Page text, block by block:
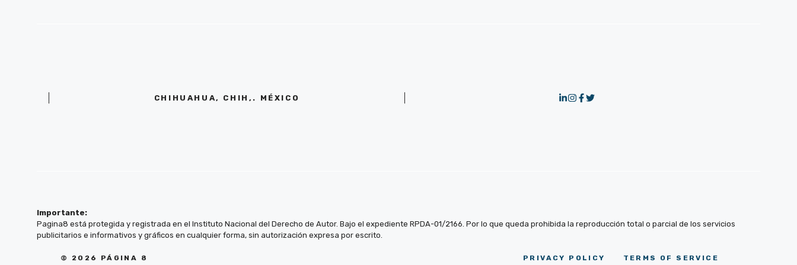
CHIHUAHUA, CHIH,. MÉXICO
Importante:
Pagina8 está protegida y registrada en el Instituto Nacional del Derecho de Autor. Bajo el expediente RPDA-01/2166. Por lo que queda prohibida la reproducción total o parcial de los servicios
publicitarios e informativos y gráficos en cualquier forma, sin autorización expresa por escrito.
© 2026 PÁGINA 8 PRIVACY POLICY TERMS OF SERVICE